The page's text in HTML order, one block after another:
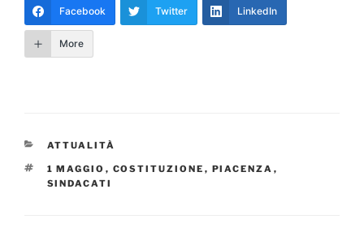
Facebook Twitter LinkedIn
More
CATEGORIE
ATTUALITÀ
TAG
1 MAGGIO , COSTITUZIONE , PIACENZA ,
SINDACATI